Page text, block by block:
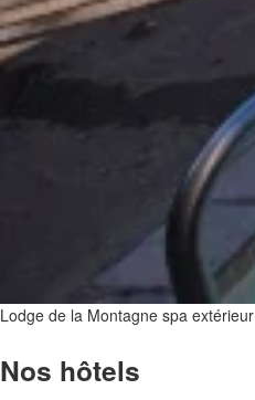
Lodge de la Montagne spa extérieur
Nos hôtels